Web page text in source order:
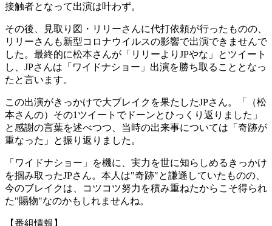
接触者となって出演は叶わず。
その後、見取り図・リリーさんに代打依頼が行ったものの、
リリーさんも新型コロナウイルスの影響で出演できませんで
した。最終的に松本さんが「リリーよりJPやな」とツイート
し、JPさんは「ワイドナショー」出演を勝ち取ることとなっ
たと言います。
この出演がきっかけで大ブレイクを果たしたJPさん。「（松
本さんの）その1ツイートでドーンとひっくり返りました」
と感謝の言葉を述べつつ、当時の出来事については「奇跡が
重なった」と振り返りました。
「ワイドナショー」を機に、実力を世に知らしめるきっかけ
を掴み取ったJPさん。本人は"奇跡"と謙遜していたものの、
今のブレイクは、コツコツ努力を積み重ねたからこそ得られ
た"賜物"なのかもしれませんね。
【番組情報】